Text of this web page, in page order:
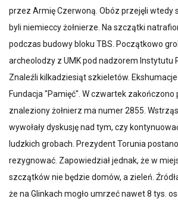
przez Armię Czerwoną. Obóz przejęli wtedy
byli niemieccy żołnierze. Na szczątki
podczas budowy bloku TBS. Początkowo
archeolodzy z UMK pod nadzorem Instytutu
Znaleźli kilkadziesiąt szkieletów.
Fundacja "Pamięć". W czwartek zakończono
znaleziony żołnierz ma numer 2855.
wywołały dyskusję nad tym, czy
ludzkich grobach. Prezydent Torunia
rezygnować. Zapowiedział jednak, że w
szczątków nie będzie domów, a zieleń.
że na Glinkach mogło umrzeć nawet 8 tys.